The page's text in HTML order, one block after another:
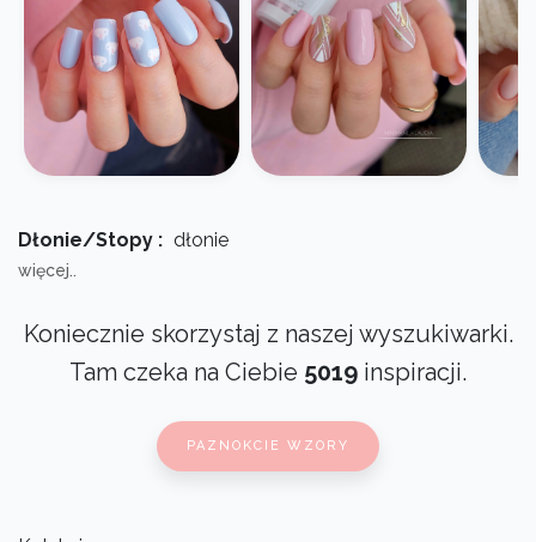
Dłonie/Stopy : dłonie
więcej..
Koniecznie skorzystaj z naszej wyszukiwarki.
Tam czeka na Ciebie 5019 inspiracji.
PAZNOKCIE WZORY